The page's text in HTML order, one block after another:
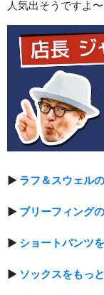
人気出そうですよ
▶ ラフ＆スウェル
▶ ブリーフィング
▶ ショートパンツ
▶ ソックスをもっ